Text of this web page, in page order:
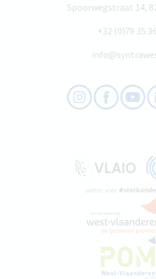
Spoorwegstraat 14,
+32 (0)78 35